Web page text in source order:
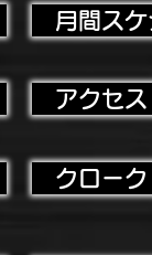
月間ス
アクセ
クローク